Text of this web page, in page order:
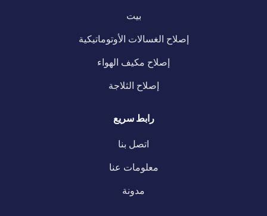
بيت
إصلاح الغسالات الأوتوماتيكية
إصلاح مكيف الهواء
إصلاح الثلاجة
رابط سريع
اتصل بنا
معلومات عنا
مدونة